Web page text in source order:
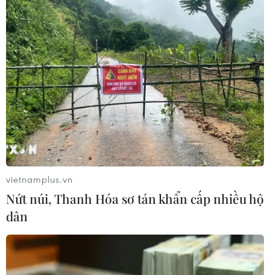
Góc quay đặc biệt từ trong xe thiết giáp
Ukraine đang xả đạn vào vị trí Nga
11/04/2025 08:29
Video được cho là ghi lại cảnh chiến đấu của kíp điều
khiển xe thiết giáp chở quân BTR-3 của quân đội
Ukraine, khi phương tiện này đang tấn công vào một vị
trí của quân đội Nga.
vietnamplus.vn
Nứt núi, Thanh Hóa sơ tán khẩn cấp nhiều hộ
dân